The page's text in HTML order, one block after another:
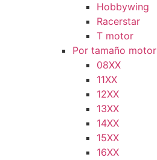
Hobbywing
Racerstar
T motor
Por tamaño motor
08XX
11XX
12XX
13XX
14XX
15XX
16XX